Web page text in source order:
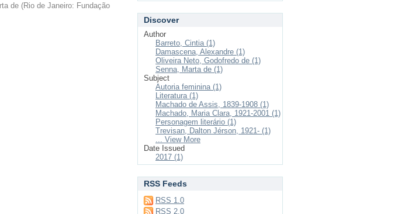
de (Rio de Janeiro: Fundação
Discover
Author
Barreto, Cintia (1)
Damascena, Alexandre (1)
Oliveira Neto, Godofredo de (1)
Senna, Marta de (1)
Subject
Autoria feminina (1)
Literatura (1)
Machado de Assis, 1839-1908 (1)
Machado, Maria Clara, 1921-2001 (1)
Personagem literário (1)
Trevisan, Dalton Jérson, 1921- (1)
... View More
Date Issued
2017 (1)
RSS Feeds
RSS 1.0
RSS 2.0